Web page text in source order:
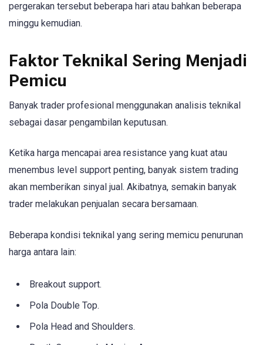
pergerakan tersebut beberapa hari atau bahkan beberapa
minggu kemudian.
Faktor Teknikal Sering Menjadi
Pemicu
Banyak trader profesional menggunakan analisis teknikal
sebagai dasar pengambilan keputusan.
Ketika harga mencapai area resistance yang kuat atau
menembus level support penting, banyak sistem trading
akan memberikan sinyal jual. Akibatnya, semakin banyak
trader melakukan penjualan secara bersamaan.
Beberapa kondisi teknikal yang sering memicu penurunan
harga antara lain:
Breakout support.
Pola Double Top.
Pola Head and Shoulders.